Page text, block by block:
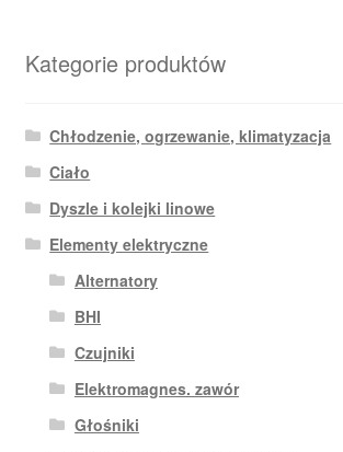
Kategorie produktów
Chłodzenie, ogrzewanie, klimatyzacja
Ciało
Dyszle i kolejki linowe
Elementy elektryczne
Alternatory
BHI
Czujniki
Elektromagnes. zawór
Głośniki